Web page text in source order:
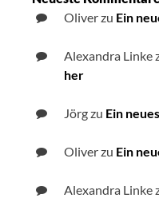
Oliverzu Ein
Alexandra Linke
her
Jörgzu Ein
Oliverzu Ein
Alexandra Linke